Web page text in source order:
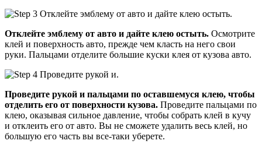
Отклейте эмблему от авто и дайте клею остыть. Осмотрите
клей и поверхность авто, прежде чем класть на него свои
руки. Пальцами отделите большие куски клея от кузова авто.
Проведите рукой и пальцами по оставшемуся клею, чтобы
отделить его от поверхности кузова. Проведите пальцами по
клею, оказывая сильное давление, чтобы собрать клей в кучу
и отклеить его от авто. Вы не сможете удалить весь клей, но
большую его часть вы все-таки уберете.